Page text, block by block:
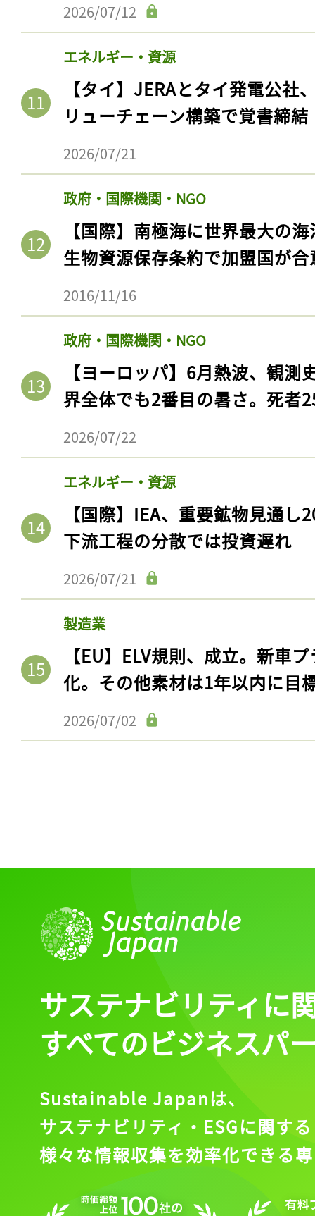
2026/07/12
エネルギー・資源
【タイ】JERAとタイ発電公社
リューチェーン構築で覚書締結
2026/07/21
政府・国際機関・NGO
【国際】南極海に世界最大の
生物資源保存条約で加盟国が合
2016/11/16
政府・国際機関・NGO
【ヨーロッパ】6月熱波、観
界全体でも2番目の暑さ。死者
2026/07/22
エネルギー・資源
【国際】IEA、重要鉱物見通
下流工程の分散では投資遅れ
2026/07/21
製造業
【EU】ELV規則、成立。新車
化。その他素材は1年以内に目
2026/07/02
サステナビリティに
すべてのビジネスパ
Sustainable Japanは、
サステナビリティ・ESGに関する
様々な情報収集を効率化できる